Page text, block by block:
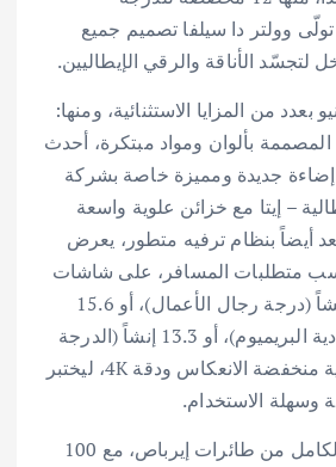
تولّى وولتر دا سيلفا تصميم جميع
لتجسّد الأناقة والرقي الإيطاليين.
تتمتّع طائرة إيه321 نيو بعدد من المزايا الاستثنائية، ومنها:
بألوان ومواد مبتكرة، أحدث
جديدة ومميزة خاصة بشركة
– إيتا مع خزائن علوية واسعة
أيضاً بنظام ترفيه متطور، يعرض
متطلبات المسافر، على شاشات
لمس بقياس 17.3 إنشاً (درجة رجال الأعمال)، أو 15.6
إنشاً (الدرجة الاقتصادية البريميوم)، أو 13.3 إنشاً (الدرجة
الاقتصادية، مع خاصية منخفضة الانعكاس ودقة 4K، ليختبر
وسهلة الاستخدام.
يتكون أسطول إيتا بالكامل من طائرات إيرباص، مع 100